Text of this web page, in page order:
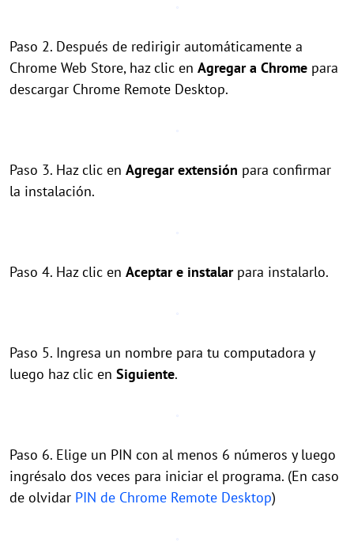
Paso 2. Después de redirigir automáticamente a
Chrome Web Store, haz clic en Agregar a Chrome para
descargar Chrome Remote Desktop.
Paso 3. Haz clic en Agregar extensión para confirmar
la instalación.
Paso 4. Haz clic en Aceptar e instalarpara instalarlo.
Paso 5. Ingresa un nombre para tu computadora y
luego haz clic en Siguiente.
Paso 6. Elige un PIN con al menos 6 números y luego
ingrésalo dos veces para iniciar el programa. (En caso
de olvidar PIN de Chrome Remote Desktop)